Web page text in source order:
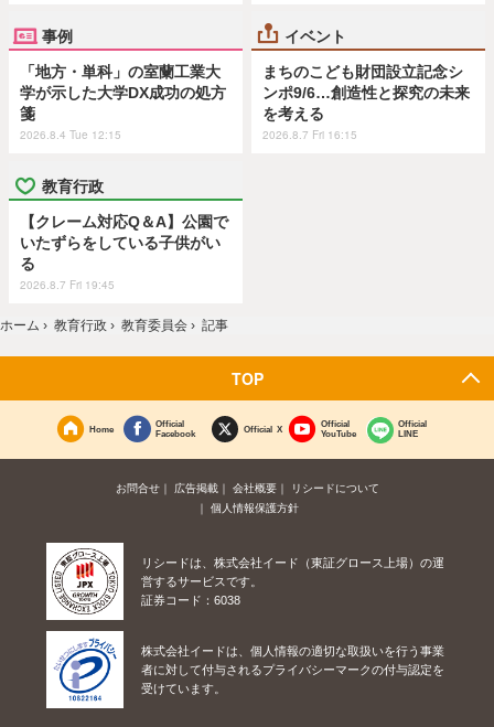
事例
「地方・単科」の室蘭工業大
学が示した大学DX成功の処方
箋
2026.8.4 Tue 12:15
イベント
まちのこども財団設立記念シ
ンポ9/6…創造性と探究の未来
を考える
2026.8.7 Fri 16:15
教育行政
【クレーム対応Q＆A】公園で
いたずらをしている子供がい
る
2026.8.7 Fri 19:45
ホーム › 教育行政 › 教育委員会 › 記事
TOP
Home
Official
Facebook
Official X
Official
YouTube
Official
LINE
お問合せ 広告掲載 会社概要
リシードについて
個人情報保護方針
リシードは、株式会社イード（東証グロース上場）の運
営するサービスです。
証券コード：6038
株式会社イードは、個人情報の適切な取扱いを行う事業
者に対して付与されるプライバシーマークの付与認定を
受けています。